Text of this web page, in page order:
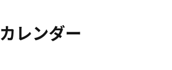
カレンダー